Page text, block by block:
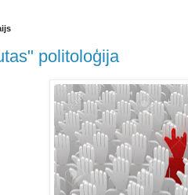
politoloģija